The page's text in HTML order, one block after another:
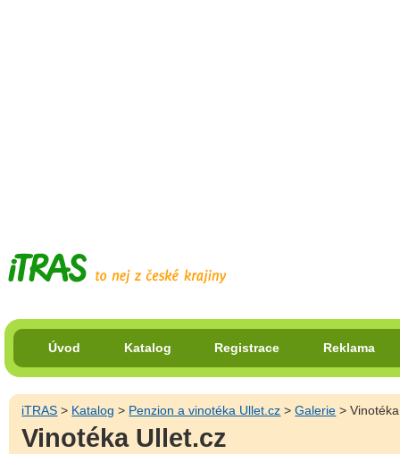
Úvod Katalog Registrace Reklama
iTRAS > Katalog > Penzion a vinotéka Ullet.cz >Galerie >
Vinotéka Ullet.cz